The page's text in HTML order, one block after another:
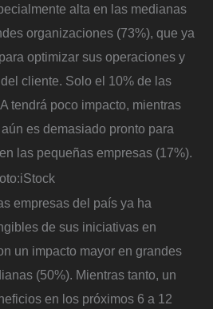
alta en las medianas
organizaciones (73%), que ya
optimizar sus operaciones y
cliente. Solo el 10% de las
tendrá poco impacto, mientras
es demasiado pronto para
las pequeñas empresas (17%).
iStock
empresas del país ya ha
de sus iniciativas en
un impacto mayor en grandes
(50%). Mientras tanto, un
en los próximos 6 a 12